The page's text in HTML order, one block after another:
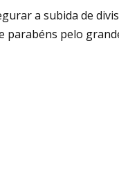
a subida de
parabéns pelo